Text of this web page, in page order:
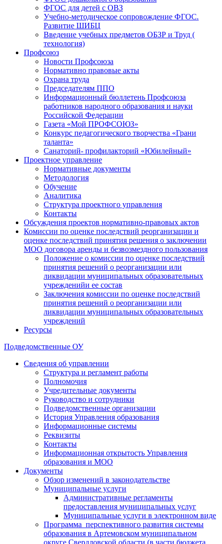
ФГОС для детей с ОВЗ
Учебно-методическое сопровождение ФГОС.
Развитие ШИБЦ
Введение учебных предметов ОБЗР и Труд (
технология)
Профсоюз
Новости Профсоюза
Нормативно правовые акты
Охрана труда
Председателям ППО
Информационный бюллетень Профсоюза
работников народного образования и науки
Российской Федерации
Газета «Мой ПРОФСОЮЗ»
Конкурс педагогического творчества «Грани
таланта»
Санаторий- профилакторий «Юбилейный»
Проектное управление
Нормативные документы
Методология
Обучение
Аналитика
Структура проектного управления
Контакты
Обсуждения проектов нормативно-правовых актов
Комиссии по оценке последствий реорганизации и
оценке последствий принятия решения о заключении
МОО договора аренды и безвозмездного пользования
Положение о комиссии по оценке последствий
принятия решений о реорганизации или
ликвидации муниципальных образовательных
учрежденийи ее состав
Заключения комиссии по оценке последствий
принятия решений о реорганизации или
ликвидации муниципальных образовательных
учреждений
Ресурсы
Подведомственные ОУ
Сведения об управлении
Структура и регламент работы
Полномочия
Учредительные документы
Руководство и сотрудники
Подведомственные организации
История Управления образования
Информационные системы
Реквизиты
Контакты
Информационная открытость Управления
образования и МОО
Документы
Обзор изменений в законодательстве
Муниципальные услуги
Административные регламенты
предоставления муниципальных услуг
Муниципальные услуги в электронном виде
Программа перспективного развития системы
образования в Артемовском муниципальном